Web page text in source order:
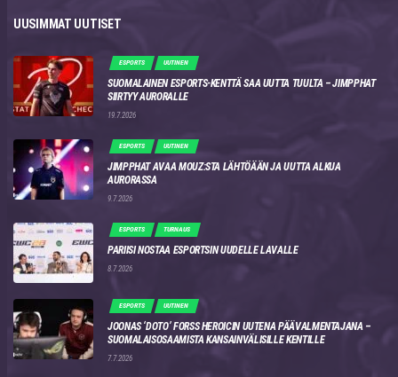
UUSIMMAT UUTISET
ESPORTS UUTINEN
SUOMALAINEN ESPORTS-KENTTÄ SAA UUTTA TUULTA – JIMPPHAT
SIIRTYY AURORALLE
19.7.2026
ESPORTS UUTINEN
JIMPPHAT AVAA MOUZ:STA LÄHTÖÄÄN JA UUTTA ALKUA
AURORASSA
9.7.2026
ESPORTS TURNAUS
PARIISI NOSTAA ESPORTSIN UUDELLE LAVALLE
8.7.2026
ESPORTS UUTINEN
JOONAS ‘DOTO’ FORSS HEROICIN UUTENA PÄÄVALMENTAJANA –
SUOMALAISOSAAMISTA KANSAINVÄLISILLE KENTILLE
7.7.2026